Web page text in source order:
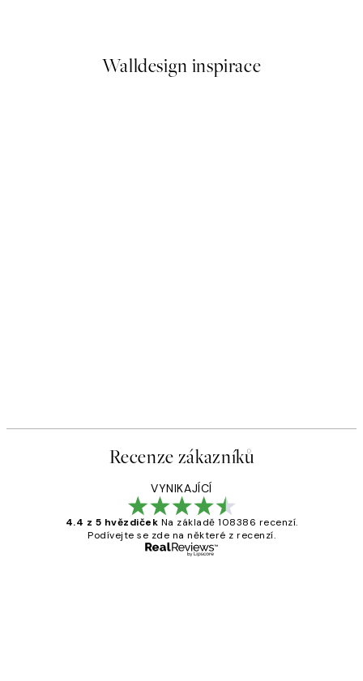
Walldesign inspirace
Recenze zákazníků
VYNIKAJÍCÍ
4.4 z 5 hvězdiček Na základě 108386 recenzí.
Podívejte se zde na některé z recenzí.